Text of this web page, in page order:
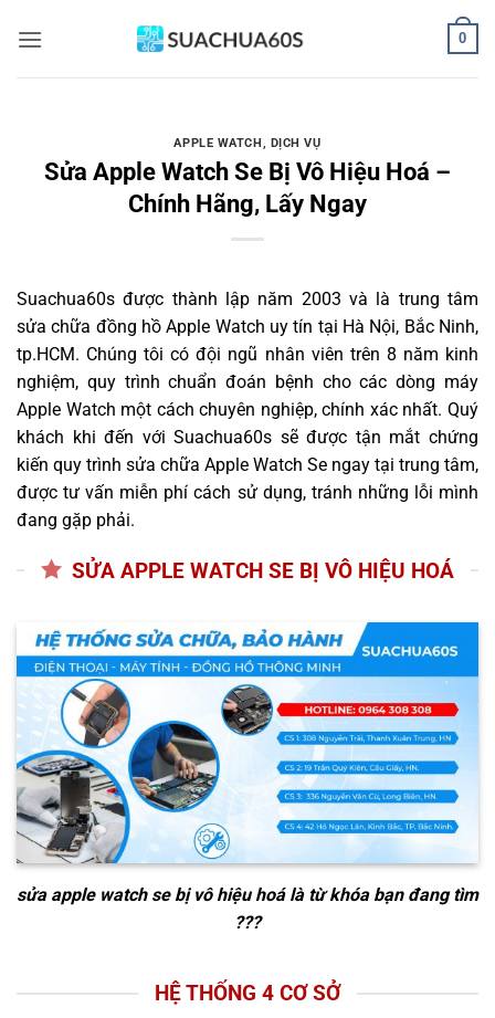
qua
0
APPLE WATCH, DỊCH VỤ
Sửa Apple Watch Se Bị Vô Hiệu Hoá –
Chính Hãng, Lấy Ngay
Suachua60s được thành lập năm 2003 và là trung tâm
sửa chữa đồng hồ Apple Watch uy tín tại Hà Nội, Bắc Ninh,
tp.HCM. Chúng tôi có đội ngũ nhân viên trên 8 năm kinh
nghiệm, quy trình chuẩn đoán bệnh cho các dòng máy
Apple Watch một cách chuyên nghiệp, chính xác nhất. Quý
khách khi đến với Suachua60s sẽ được tận mắt chứng
kiến quy trình sửa chữa Apple Watch Se ngay tại trung tâm,
được tư vấn miễn phí cách sử dụng, tránh những lỗi mình
đang gặp phải.
SỬA APPLE WATCH SE BỊ VÔ HIỆU HOÁ
sửa apple watch se bị vô hiệu hoálà từ khóa bạn đang tìm
???
HỆ THỐNG 4 CƠ SỞ